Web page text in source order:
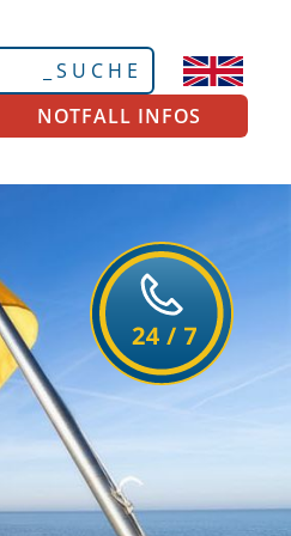
NOTFALL INFOS